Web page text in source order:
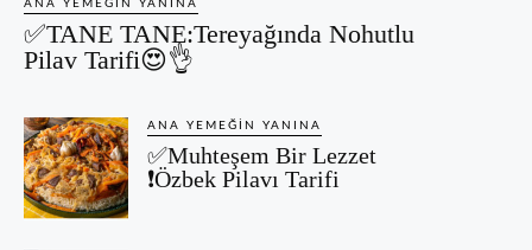
ANA YEMEĞIN YANINA
✅TANE TANE:Tereyağında Nohutlu
Pilav Tarifi😍👌
ANA YEMEĞIN YANINA
✅Muhteşem Bir Lezzet
❗Özbek Pilavı Tarifi